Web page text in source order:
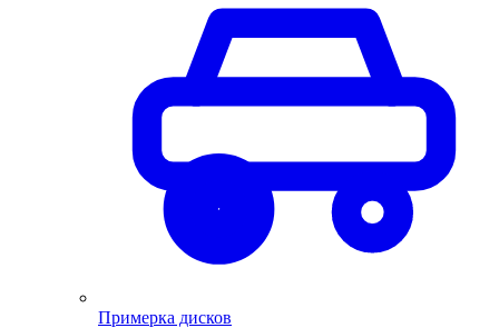
Примерка дисков